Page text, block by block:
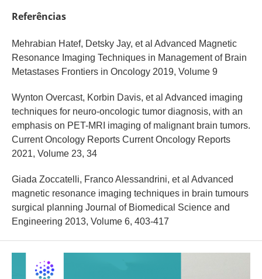
Referências
Mehrabian Hatef, Detsky Jay, et al Advanced Magnetic
Resonance Imaging Techniques in Management of Brain
Metastases Frontiers in Oncology 2019, Volume 9
Wynton Overcast, Korbin Davis, et al Advanced imaging
techniques for neuro-oncologic tumor diagnosis, with an
emphasis on PET-MRI imaging of malignant brain tumors.
Current Oncology Reports Current Oncology Reports
2021, Volume 23, 34
Giada Zoccatelli, Franco Alessandrini, et al Advanced
magnetic resonance imaging techniques in brain tumours
surgical planning Journal of Biomedical Science and
Engineering 2013, Volume 6, 403-417